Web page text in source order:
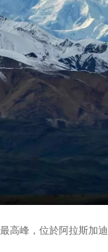
高峰，位於阿拉斯加